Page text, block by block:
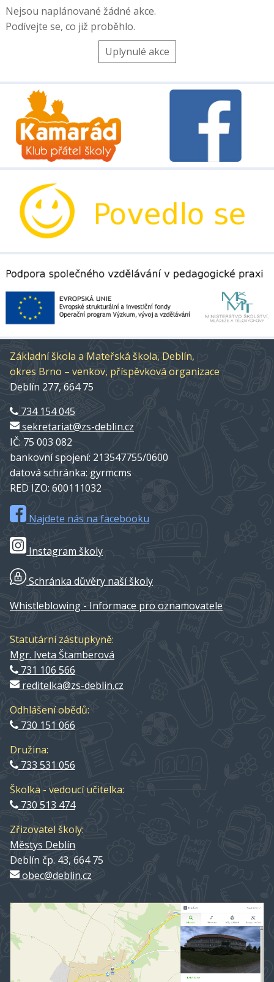
Nejsou naplánované žádné akce.
Podívejte se, co již proběhlo.
Uplynulé akce
Základní škola a Mateřská škola, Deblín,
okres Brno – venkov, příspěvková organizace
Deblín 277, 664 75
734 154 045
sekretariat@zs-deblin.cz
IČ: 75 003 082
bankovní spojení: 213547755/0600
datová schránka: gyrmcms
RED IZO: 600111032
Najdete nás na facebooku
Instagram školy
Schránka důvěry naší školy
Whistleblowing - Informace pro oznamovatele
Statutární zástupkyně:
Mgr. Iveta Štamberová
731 106 566
reditelka@zs-deblin.cz
Odhlášení obědů:
730 151 066
Družina:
733 531 056
Školka - vedoucí učitelka:
730 513 474
Zřizovatel školy:
Městys Deblín
Deblín čp. 43, 664 75
obec@deblin.cz